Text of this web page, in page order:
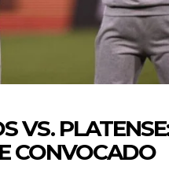
VS.
CONVOCADO